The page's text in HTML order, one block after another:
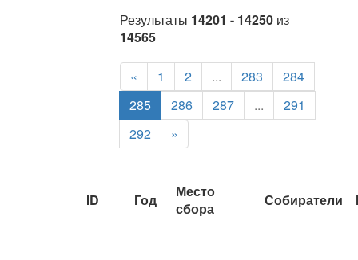
Результаты 14201 - 14250 из
14565
« 1 2 ... 283
284
285
286 287 ...
291
292
»
ID Год
Место
сбора
Собиратели